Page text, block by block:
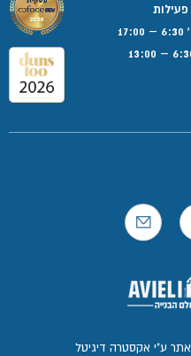
ע"י אקסטרה דיגיטל